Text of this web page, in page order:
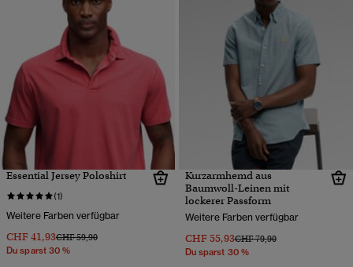
Essential Jersey Poloshirt
(1)
Weitere Farben verfügbar
CHF 41,93Preis wurde reduziert von
CHF 59,90bis
Du sparst 30 %
Kurzarmhemd aus
Baumwoll-Leinen mit
lockerer Passform
Weitere Farben verfügbar
CHF 55,93Preis wurde reduziert von
CHF 79,90bis
Du sparst 30 %